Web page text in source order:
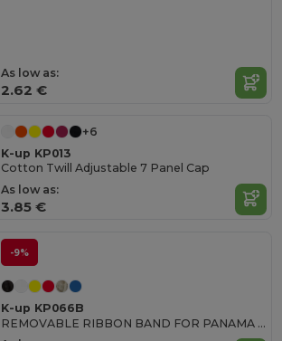
As low as:
2.62 €
+6
K-up KP013
Cotton Twill Adjustable 7 Panel Cap
As low as:
3.85 €
-9%
K-up KP066B
REMOVABLE RIBBON BAND FOR PANAMA & BOATER HATS